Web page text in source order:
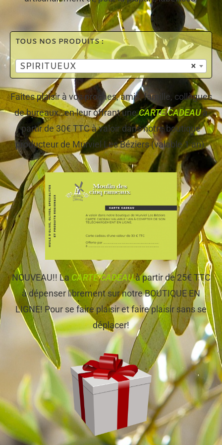
TOUS NOS PRODUITS :
×
SPIRITUEUX
Faites plaisir à vos proches, amis, famille, collègues
de bureaux…en leur offrant uneCARTE CADEAUà
partir de 30€ TTC à valoir dans notre boutique
producteur de Murviel Les Béziers (valable 1 an).
NOUVEAU!! La CARTE CADEAUà partir de 25€ TTC
à dépenser librement sur notre BOUTIQUE EN
LIGNE! Pour se faire plaisir et faire plaisir sans se
déplacer!